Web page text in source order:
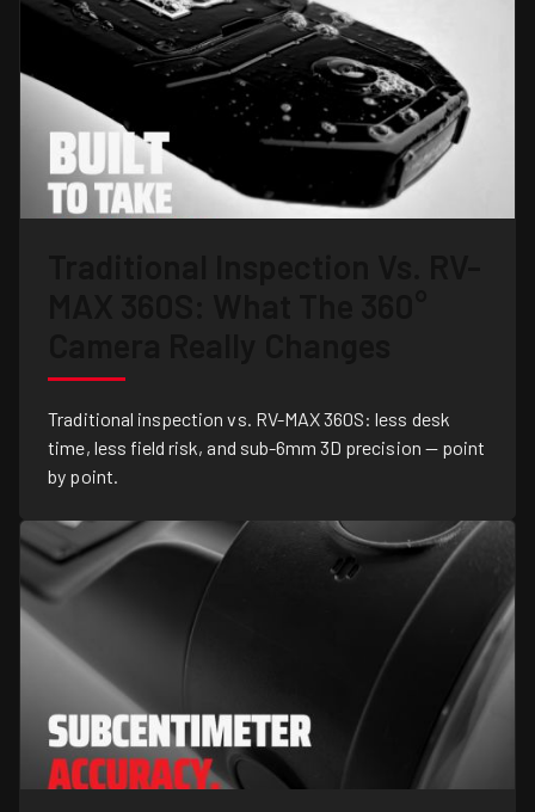
Traditional inspection vs. RV-MAX 360S: less desk
time, less field risk, and sub-6mm 3D precision — point
by point.